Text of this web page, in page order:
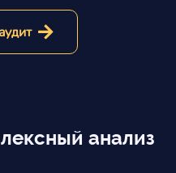
анализ